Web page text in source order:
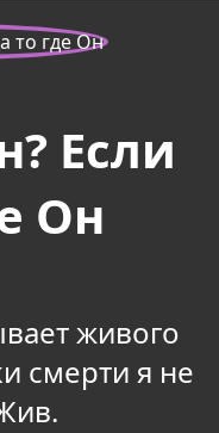
Если
Он
живого
смерти я не